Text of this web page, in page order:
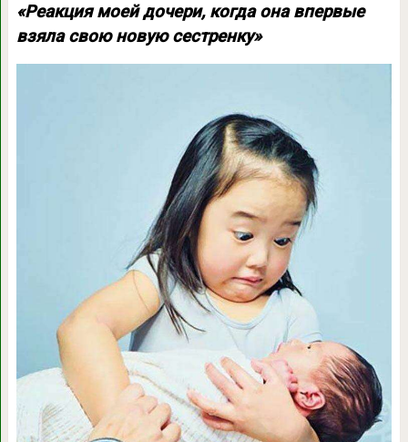
«Реакция моей дочери, когда она впервые
взяла свою новую сестренку»